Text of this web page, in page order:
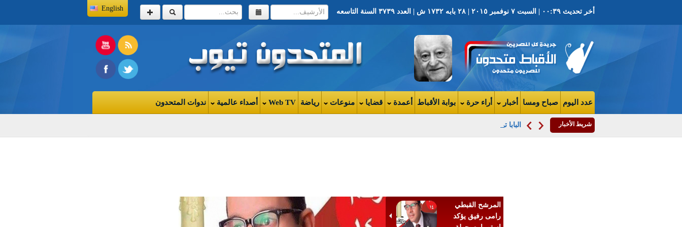
أخر تحديث ٠٠:٣٩ | السبت ٧ نوفمبر ٢٠١٥ | ٢٨ بابه ١٧٣٢ ش | العدد ٣٧٣٩ السنة التاسعه English
عدد اليوم صباح ومسا أخبار أراء حرة بوابة الأقباط أعمدة قضايا منوعات رياضة Web TV أصداء عالمية ندوات المتحدون
شريط الأخبار البابا تواضروس يتفقد أضرار السيول بأديرة وادي النطرون
للتعليم
المرشح القبطي
رامى رفيق يؤكد